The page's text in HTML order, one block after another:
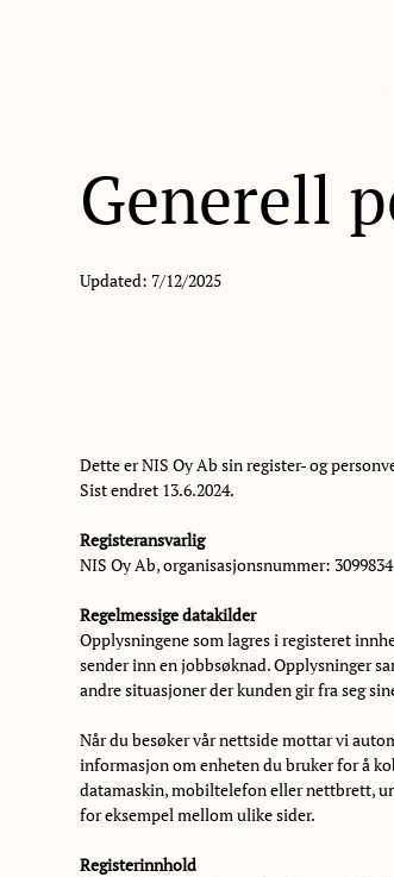
Generell
Updated: 7/12/2025
Dette er NIS Oy Ab sin register- og
Sist endret 13.6.2024.
Registeransvarlig
NIS Oy Ab, organisasjonsnummer:
Regelmessige datakilder
Opplysningene som lagres i registeret
sender inn en jobbsøknad. Opplysninger
andre situasjoner der kunden gir fra seg
Når du besøker vår nettside mottar vi
informasjon om enheten du bruker for å
datamaskin, mobiltelefon eller nettbrett,
for eksempel mellom ulike sider.
Registerinnhold